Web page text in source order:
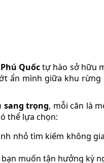
Quốctự hào sở hữu
ẩn mình giữa khu rừng
sang trọng, mỗi căn là
thể lựa chọn:
nhỏ tìm kiếm không
muốn tận hưởng kỳ